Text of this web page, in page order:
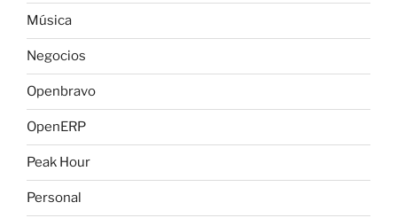
Música
Negocios
Openbravo
OpenERP
Peak Hour
Personal